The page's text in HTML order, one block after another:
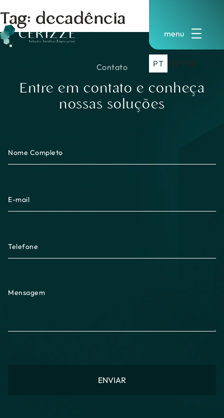
para
o
conteúdo
ENIT
PT ES
Tag: decadência
Contato
Entre em contato e conheça
nossas soluções
Nome Completo
E-mail
Telefone
Mensagem